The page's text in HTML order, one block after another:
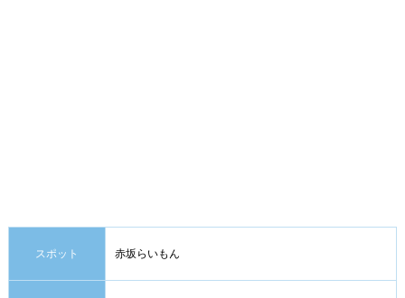
スポット 赤坂らいもん